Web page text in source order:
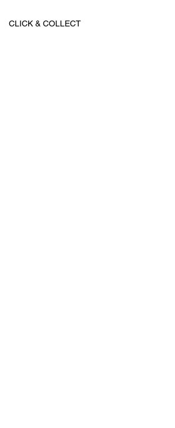
CLICK & COLLECT